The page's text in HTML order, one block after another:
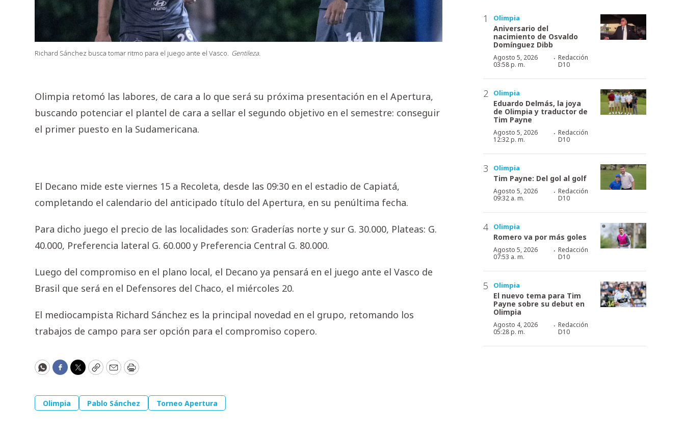
Richard Sánchez busca tomar ritmo para el juego ante el Vasco. Gentileza.
Olimpia retomó las labores, de cara a lo que será su próxima presentación en el Apertura,
buscando potenciar el plantel de cara a sellar el segundo objetivo en el semestre: conseguir
el primer puesto en la Sudamericana.
El Decano mide este viernes 15 a Recoleta, desde las 09:30 en el estadio de Capiatá,
completando el calendario del anticipado título del Apertura, en su penúltima fecha.
Para dicho juego el precio de las localidades son: Graderías norte y sur G. 30.000, Plateas: G.
40.000, Preferencia lateral G. 60.000 y Preferencia Central G. 80.000.
Luego del compromiso en el plano local, el Decano ya pensará en el juego ante el Vasco de
Brasil que será en el Defensores del Chaco, el miércoles 20.
El mediocampista Richard Sánchez es la principal novedad en el grupo, retomando los
trabajos de campo para ser opción para el compromiso copero.
WhatsApp
Facebook
Twitter
CopyEmailPrint
Olimpia Pablo Sánchez Torneo Apertura
Olimpia
Aniversario del
nacimiento de Osvaldo
Domínguez Dibb
Agosto 5, 2026
03:58 p. m.
· Redacción
D10
Olimpia
Eduardo Delmás, la joya
de Olimpia y traductor de
Tim Payne
Agosto 5, 2026
12:32 p. m.
· Redacción
D10
Olimpia
Tim Payne: Del gol al golf
Agosto 5, 2026
09:32 a. m.
· Redacción
D10
Olimpia
Romero va por más goles
Agosto 5, 2026
07:53 a. m.
· Redacción
D10
Olimpia
El nuevo tema para Tim
Payne sobre su debut en
Olimpia
Agosto 4, 2026
05:28 p. m.
· Redacción
D10